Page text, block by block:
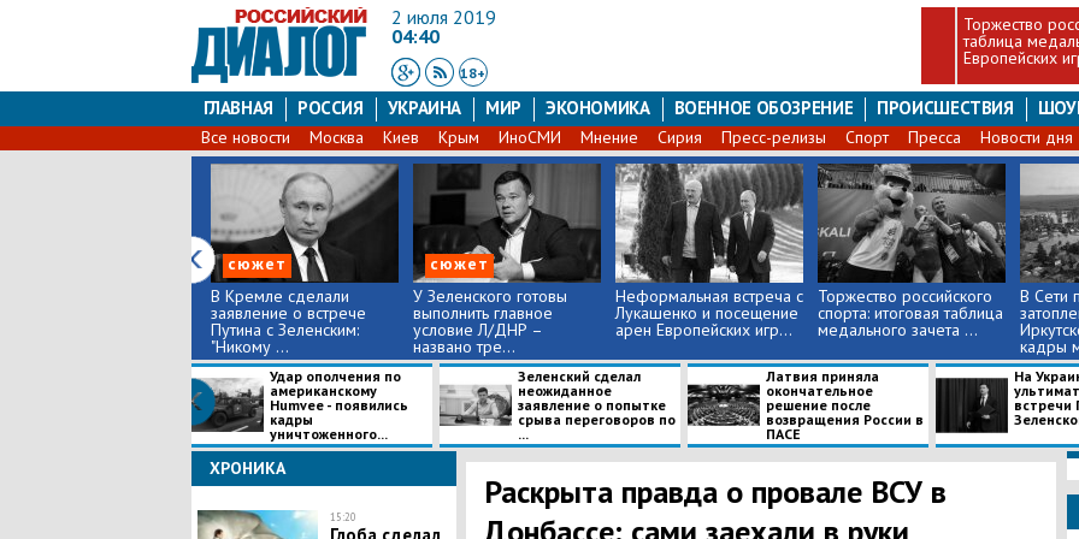
2 июля 2019
04:40
18+
Торжество
таблица
Европейских
ГЛАВНАЯ РОССИЯ УКРАИНА МИР ЭКОНОМИКА ВОЕННОЕ ОБОЗРЕНИЕ ПРОИСШЕСТВИЯ
Все новости Москва Киев Крым ИноСМИ Мнение Сирия Пресс-релизы Спорт Пресса Новости дня
сюжет
В Кремле сделали
заявление о встрече
Путина с Зеленским:
"Никому ...
сюжет
У Зеленского готовы
выполнить главное
условие Л/ДНР –
названо тре...
Неформальная встреча с
Лукашенко и посещение
арен Европейских игр...
Торжество российского
спорта: итоговая таблица
медального зачета ...
В Сети
кадры
Удар ополчения по
американскому
Humvee - появились
кадры
уничтоженного...
Зеленский сделал
неожиданное
заявление о попытке
срыва переговоров по
...
Латвия приняла
окончательное
решение после
возвращения России в
ПАСЕ
На
встречи
ХРОНИКА
15:20
Раскрыта правда о провале ВСУ в